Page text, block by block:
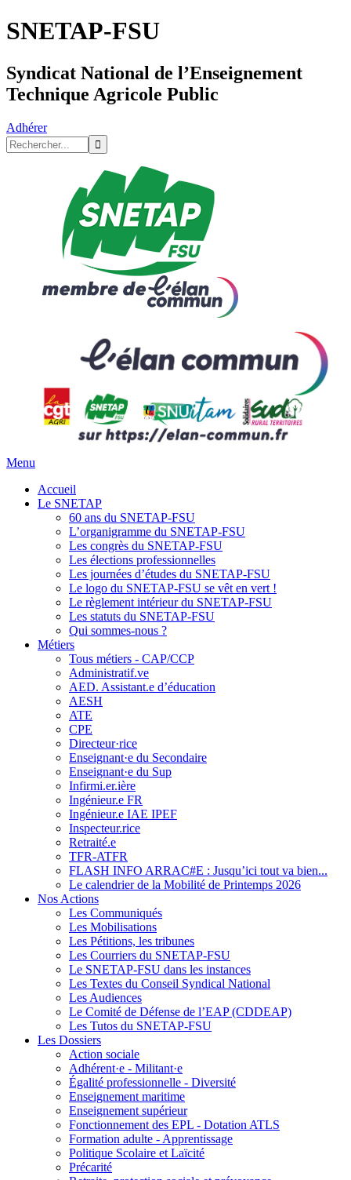
SNETAP-FSU
Syndicat National de l’Enseignement
Technique Agricole Public
Adhérer
Menu
Accueil
Le SNETAP
60 ans du SNETAP-FSU
L’organigramme du SNETAP-FSU
Les congrès du SNETAP-FSU
Les élections professionnelles
Les journées d’études du SNETAP-FSU
Le logo du SNETAP-FSU se vêt en vert !
Le règlement intérieur du SNETAP-FSU
Les statuts du SNETAP-FSU
Qui sommes-nous ?
Métiers
Tous métiers - CAP/CCP
Administratif.ve
AED. Assistant.e d’éducation
AESH
ATE
CPE
Directeur·rice
Enseignant·e du Secondaire
Enseignant·e du Sup
Infirmi.er.ière
Ingénieur.e FR
Ingénieur.e IAE IPEF
Inspecteur.rice
Retraité.e
TFR-ATFR
FLASH INFO ARRAC#E : Jusqu’ici tout va bien...
Le calendrier de la Mobilité de Printemps 2026
Nos Actions
Les Communiqués
Les Mobilisations
Les Pétitions, les tribunes
Les Courriers du SNETAP-FSU
Le SNETAP-FSU dans les instances
Les Textes du Conseil Syndical National
Les Audiences
Le Comité de Défense de l’EAP (CDDEAP)
Les Tutos du SNETAP-FSU
Les Dossiers
Action sociale
Adhérent·e - Militant·e
Égalité professionnelle - Diversité
Enseignement maritime
Enseignement supérieur
Fonctionnement des EPL - Dotation ATLS
Formation adulte - Apprentissage
Politique Scolaire et Laïcité
Précarité